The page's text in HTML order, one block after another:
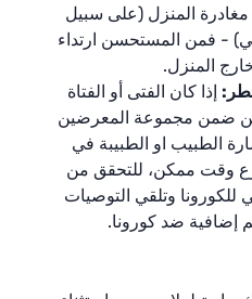
مغادرة المنزل (على سبيل
- فمن المستحسن ارتداء
المنزل.
إذا كان الفتى أو الفتاة
ضمن مجموعة المعرضين
الطبيب او الطبيبة في
وقت ممكن، للتحقق من
للكورونا وتلقي التوصيات
ضد كورونا.